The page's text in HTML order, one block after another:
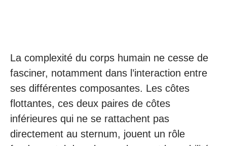
La complexité du corps humain ne cesse de
fasciner, notamment dans l’interaction entre
ses différentes composantes. Les côtes
flottantes, ces deux paires de côtes
inférieures qui ne se rattachent pas
directement au sternum, jouent un rôle